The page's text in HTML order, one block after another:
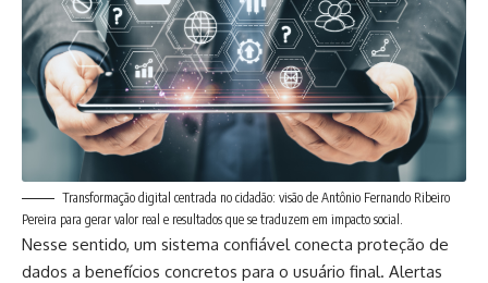
Transformação digital centrada no cidadão: visão de Antônio Fernando Ribeiro
Pereira para gerar valor real e resultados que se traduzem em impacto social.
Nesse sentido, um sistema confiável conecta proteção de
dados a benefícios concretos para o usuário final. Alertas